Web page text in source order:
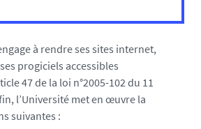
à rendre ses sites internet,
progiciels accessibles
47 de la loi n°2005-102 du 11
l’Université met en œuvre la
suivantes :